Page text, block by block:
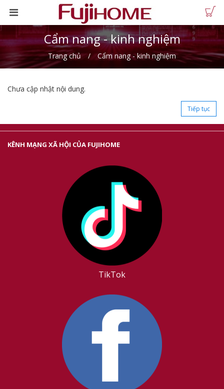
Cẩm nang - kinh nghiệm
Trang chủ Cẩm nang - kinh nghiệm
Chưa cập nhật nội dung.
Tiếp tục
KÊNH MẠNG XÃ HỘI CỦA FUJIHOME
TikTok